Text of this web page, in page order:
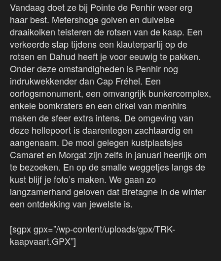
Vandaag doet ze bij Pointe de Penhir weer erg
haar best. Metershoge golven en duivelse
draaikolken teisteren de rotsen van de kaap. Een
verkeerde stap tijdens een klauterpartij op de
rotsen en Dahud heeft je voor eeuwig te pakken.
Onder deze omstandigheden is Penhir nog
indrukwekkender dan Cap Fréhel. Een
oorlogsmonument, een omvangrijk bunkercomplex,
enkele bomkraters en een cirkel van menhirs
maken de sfeer extra intens. De omgeving van
deze hellepoort is daarentegen zachtaardig en
aangenaam. De mooi gelegen kustplaatsjes
Camaret en Morgat zijn zelfs in januari heerlijk om
te bezoeken. En op de smalle weggetjes langs de
kust blijf je foto’s maken. We gaan zo
langzamerhand geloven dat Bretagne in de winter
een ontdekking van jewelste is.
[sgpx gpx=”/wp-content/uploads/gpx/TRK-
kaapvaart.GPX”]